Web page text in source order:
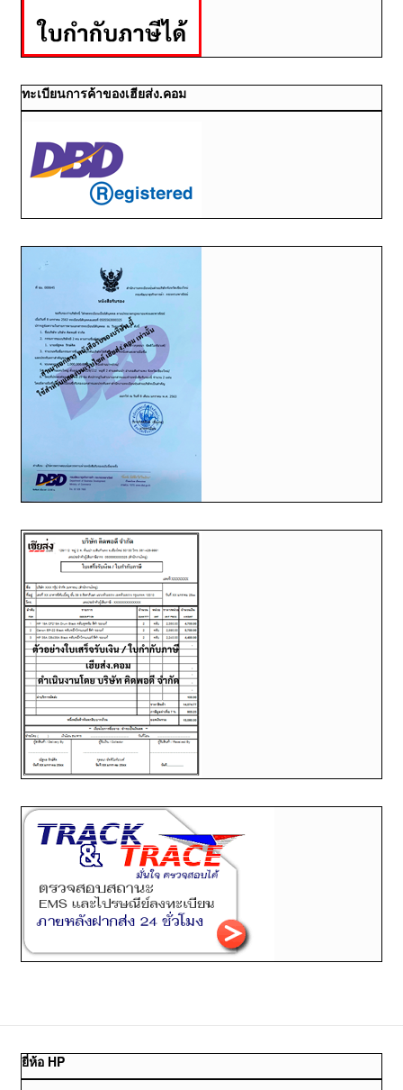
ทะเบียนการค้าของเฮียส่ง.คอม
ยี่ห้อ HP